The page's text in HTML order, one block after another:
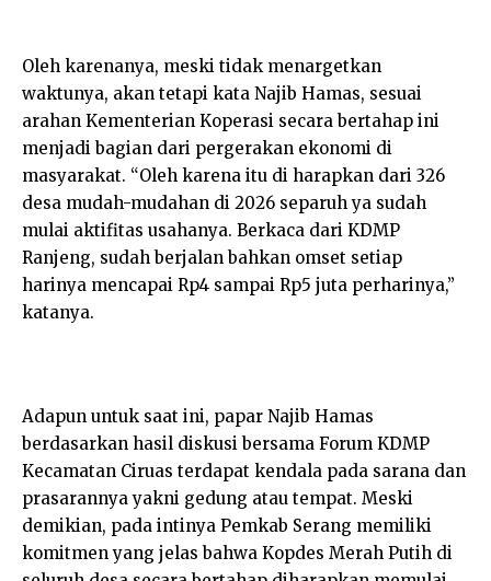
Oleh karenanya, meski tidak menargetkan
waktunya, akan tetapi kata Najib Hamas, sesuai
arahan Kementerian Koperasi secara bertahap ini
menjadi bagian dari pergerakan ekonomi di
masyarakat. “Oleh karena itu di harapkan dari 326
desa mudah-mudahan di 2026 separuh ya sudah
mulai aktifitas usahanya. Berkaca dari KDMP
Ranjeng, sudah berjalan bahkan omset setiap
harinya mencapai Rp4 sampai Rp5 juta perharinya,”
katanya.
Adapun untuk saat ini, papar Najib Hamas
berdasarkan hasil diskusi bersama Forum KDMP
Kecamatan Ciruas terdapat kendala pada sarana dan
prasarannya yakni gedung atau tempat. Meski
demikian, pada intinya Pemkab Serang memiliki
komitmen yang jelas bahwa Kopdes Merah Putih di